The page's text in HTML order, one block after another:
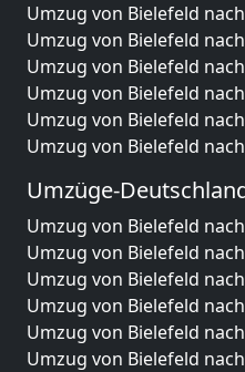
Umzug von Bielefeld
Umzug von Bielefeld
Umzug von Bielefeld
Umzug von Bielefeld
Umzug von Bielefeld
Umzug von Bielefeld
Umzüge-
Umzug von Bielefeld
Umzug von Bielefeld
Umzug von Bielefeld
Umzug von Bielefeld
Umzug von Bielefeld
Umzug von Bielefeld